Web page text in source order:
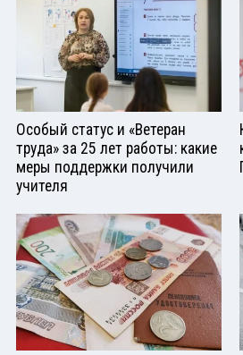
Особый статус и «Ветеран
труда» за 25 лет работы: какие
меры поддержки получили
учителя